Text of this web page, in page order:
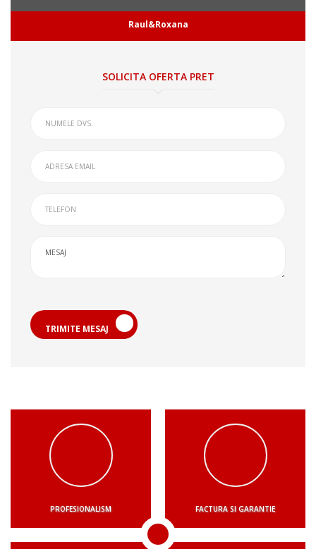
Raul&Roxana
SOLICITA OFERTA PRET
TRIMITE MESAJ
PROFESIONALISM FACTURA SI GARANTIE